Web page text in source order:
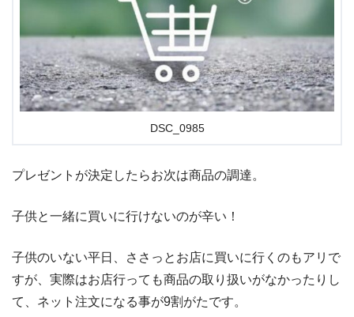
DSC_0985
プレゼントが決定したらお次は商品の調達。
子供と一緒に買いに行けないのが辛い！
子供のいない平日、ささっとお店に買いに行くのもアリで
すが、実際はお店行っても商品の取り扱いがなかったりし
て、ネット注文になる事が9割がたです。